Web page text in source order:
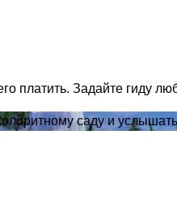
платить. Задайте гиду
саду и